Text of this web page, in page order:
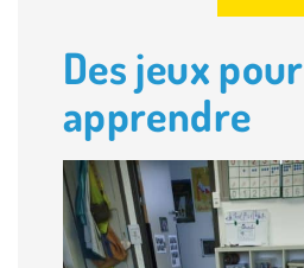
Des jeux pour
apprendre